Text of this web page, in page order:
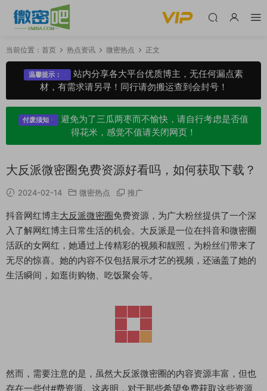
当前位置： 首页 热点资讯 微密热点 正文
温馨提示：
站内分享各大平台优质博主，无任何漏点素
材，有需求请另寻！同行请勿搬运查到会封号！
付废须知
避免为了三瓜两枣而不愉快，请自行考虑是否值
得花米，感觉不值请关闭网页！
大反派微密圈免费资源好看吗，如何获取下载？
2024-02-14 微密热点 推广
抖音网红博主大反派微密圈免费资源，为广大粉丝提供了一个深
入了解网红博主日常生活的机会。大反派是一位在抖音和微密圈
活跃的女网红，她通过上传精彩的视频和靓照，为粉丝们带来了
无尽的惊喜。她的内容不仅包括展示才艺的视频，还涵盖了她的
生活瞬间，如逛街购物、吃饭聚会等。
然而，需要注意的是，虽然大反派微密圈的内容资源丰富，但也
存在一些付#费资源。这表明，对于那些希望免费获取这些资源